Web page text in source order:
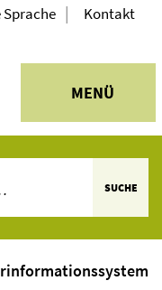
MENÜ
Sprache | Kontakt
SUCHE